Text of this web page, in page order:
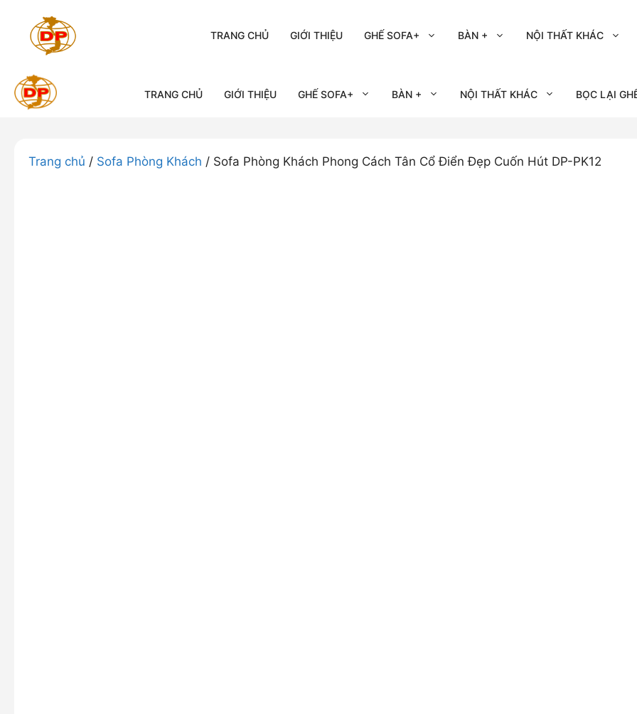
TRANG CHỦ GIỚI THIỆU GHẾ SOFA+ BÀN + NỘI THẤT KHÁC
TRANG CHỦ GIỚI THIỆU GHẾ SOFA+ BÀN + NỘI THẤT KHÁC BỌC LẠI
Trang chủ / Sofa Phòng Khách / Sofa Phòng Khách Phong Cách Tân Cổ Điển Đẹp Cuốn Hút DP-PK12